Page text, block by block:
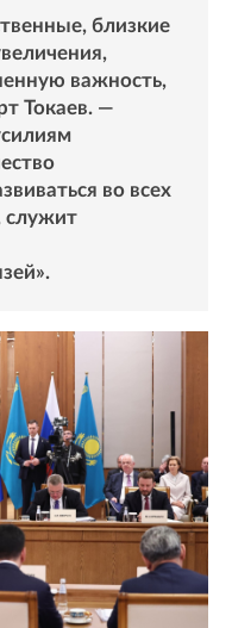
близкие
важность,
Токаев. —
во всех
служит